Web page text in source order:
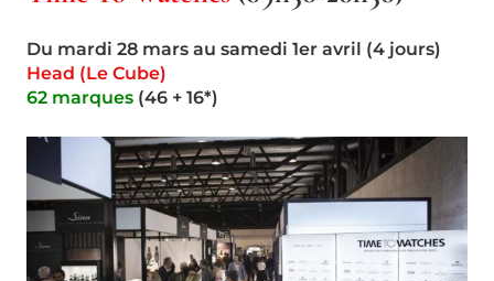
Du mardi 28 mars au samedi 1er avril (4 jours)
Head (Le Cube)
62 marques (46 + 16*)